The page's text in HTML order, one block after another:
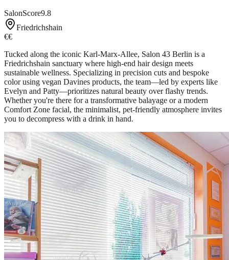
SalonScore9.8
Friedrichshain
€€
Tucked along the iconic Karl-Marx-Allee, Salon 43 Berlin is a
Friedrichshain sanctuary where high-end hair design meets
sustainable wellness. Specializing in precision cuts and bespoke
color using vegan Davines products, the team—led by experts like
Evelyn and Patty—prioritizes natural beauty over flashy trends.
Whether you're there for a transformative balayage or a modern
Comfort Zone facial, the minimalist, pet-friendly atmosphere invites
you to decompress with a drink in hand.